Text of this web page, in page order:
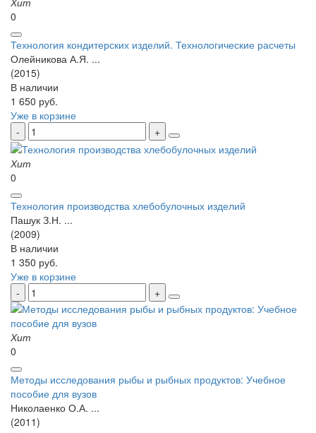
0
Технология кондитерских изделий. Технологические расчеты
Олейникова А.Я. ...
(2015)
В наличии
1 650 руб.
Уже в корзине
Хит
0
Технология производства хлебобулочных изделий
Пашук З.Н. ...
(2009)
В наличии
1 350 руб.
Уже в корзине
Хит
0
Методы исследования рыбы и рыбных продуктов: Учебное
пособие для вузов
Николаенко О.А. ...
(2011)